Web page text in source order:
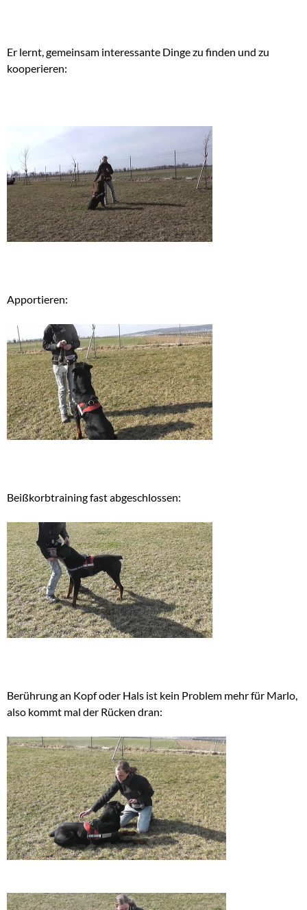
Er lernt, gemeinsam interessante Dinge zu finden und zu
kooperieren:
Apportieren:
Beißkorbtraining fast abgeschlossen:
Berührung an Kopf oder Hals ist kein Problem mehr für Marlo,
also kommt mal der Rücken dran: